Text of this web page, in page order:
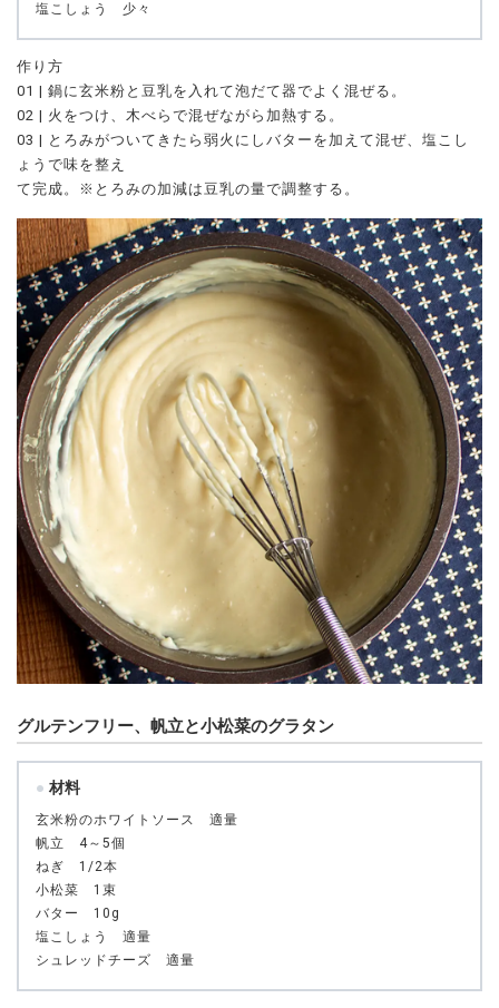
塩こしょう 少々
作り方
01 | 鍋に玄米粉と豆乳を入れて泡だて器でよく混ぜる。
02 | 火をつけ、木べらで混ぜながら加熱する。
03 | とろみがついてきたら弱火にしバターを加えて混ぜ、塩こし
ょうで味を整え
て完成。※とろみの加減は豆乳の量で調整する。
グルテンフリー、帆立と小松菜のグラタン
材料
玄米粉のホワイトソース 適量
帆立 4～5個
ねぎ 1/2本
小松菜 1束
バター 10g
塩こしょう 適量
シュレッドチーズ 適量